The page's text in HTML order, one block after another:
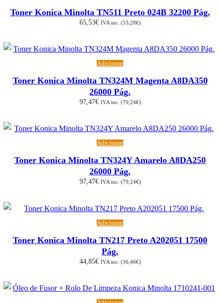
Toner Konica Minolta TN511 Preto 024B 32200 Pág.
65,53€ IVA inc. (53,28€)
Adicionar
Toner Konica Minolta TN324M Magenta A8DA350
26000 Pág.
97,47€ IVA inc. (79,24€)
Adicionar
Toner Konica Minolta TN324Y Amarelo A8DA250
26000 Pág.
97,47€ IVA inc. (79,24€)
Adicionar
Toner Konica Minolta TN217 Preto A202051 17500
Pág.
44,85€ IVA inc. (36,46€)